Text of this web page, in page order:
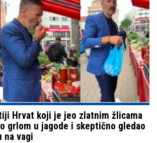
Hrvat koji je jeo zlatnim žlicama
grlom u jagode i skeptično gledao
na vagi